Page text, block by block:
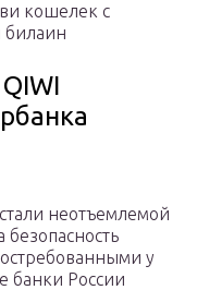
кошелек с
билаин
неотъемлемой
безопасность
у
банки России